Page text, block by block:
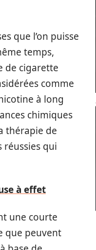
que l’on puisse
temps,
de cigarette
comme
à long
chimiques
thérapie de
réussies qui
à effet
une courte
que peuvent